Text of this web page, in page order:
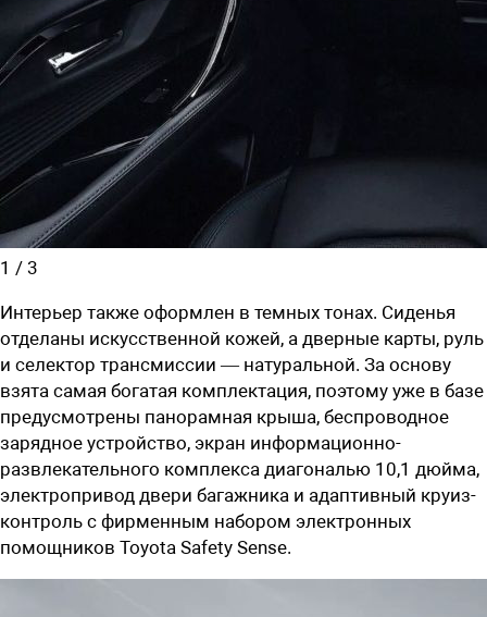
1 / 3
Интерьер также оформлен в темных тонах. Сиденья
отделаны искусственной кожей, а дверные карты, руль
и селектор трансмиссии — натуральной. За основу
взята самая богатая комплектация, поэтому уже в базе
предусмотрены панорамная крыша, беспроводное
зарядное устройство, экран информационно-
развлекательного комплекса диагональю 10,1 дюйма,
электропривод двери багажника и адаптивный круиз-
контроль с фирменным набором электронных
помощников Toyota Safety Sense.